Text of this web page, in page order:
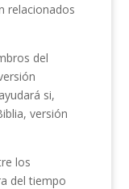
relacionados
del
si,
versión
los
del tiempo